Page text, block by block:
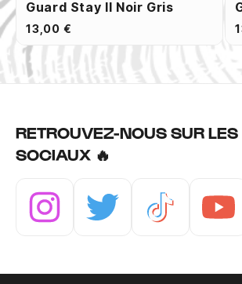
Guard Stay II Noir Gris
13,00 €
RETROUVEZ-NOUS SUR
SOCIAUX 🔥